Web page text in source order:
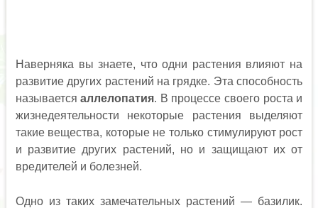
Наверняка вы знаете, что одни растения влияют на
развитие других растений на грядке. Эта способность
называетсяаллелопатия. В процессе своего роста и
жизнедеятельности некоторые растения выделяют
такие вещества, которые не только стимулируют рост
и развитие других растений, но и защищают их от
вредителей и болезней.
Одно из таких замечательных растений — базилик.